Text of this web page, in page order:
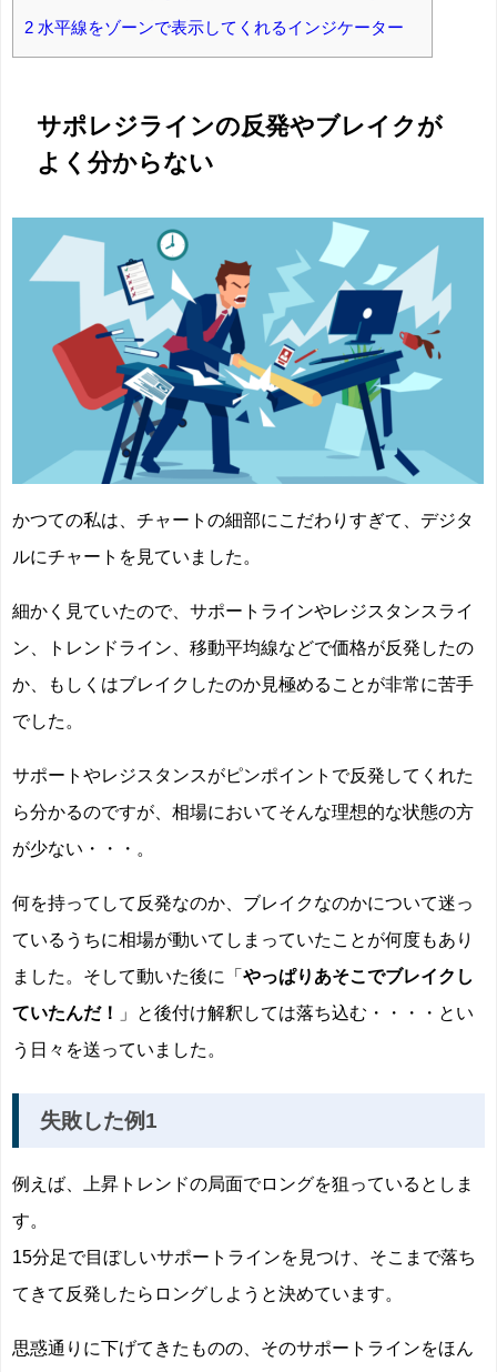
2 水平線をゾーンで表示してくれるインジケーター
サポレジラインの反発やブレイクが
よく分からない
かつての私は、チャートの細部にこだわりすぎて、デジタ
ルにチャートを見ていました。
細かく見ていたので、サポートラインやレジスタンスライ
ン、トレンドライン、移動平均線などで価格が反発したの
か、もしくはブレイクしたのか見極めることが非常に苦手
でした。
サポートやレジスタンスがピンポイントで反発してくれた
ら分かるのですが、相場においてそんな理想的な状態の方
が少ない・・・。
何を持ってして反発なのか、ブレイクなのかについて迷っ
ているうちに相場が動いてしまっていたことが何度もあり
ました。そして動いた後に「 やっぱりあそこでブレイクし
ていたんだ！ 」と後付け解釈しては落ち込む・・・・とい
う日々を送っていました。
失敗した例1
例えば、上昇トレンドの局面でロングを狙っているとしま
す。
15分足で目ぼしいサポートラインを見つけ、そこまで落ち
てきて反発したらロングしようと決めています。
思惑通りに下げてきたものの、そのサポートラインをほん